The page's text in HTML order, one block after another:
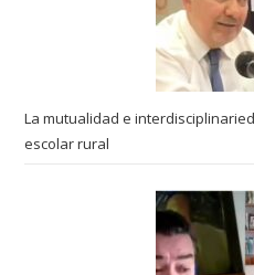
La mutualidad e
escolar rural